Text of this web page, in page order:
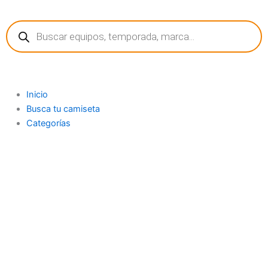
contenido
Búsqueda
de
productos
Inicio
Busca tu camiseta
Categorías